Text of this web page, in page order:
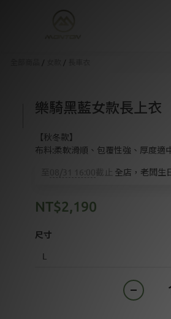
/ /
樂騎黑藍女款長上衣
【秋冬款】
布料:柔軟滑順、包覆性強、厚度適
08/31 16:00截止 全店，老闆生
NT$2,190
尺寸